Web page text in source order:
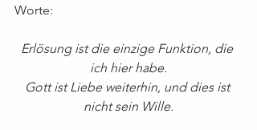
Worte:
Erlösung ist die einzige Funktion, die
ich hier habe.
Gott ist Liebe weiterhin, und dies ist
nicht sein Wille.